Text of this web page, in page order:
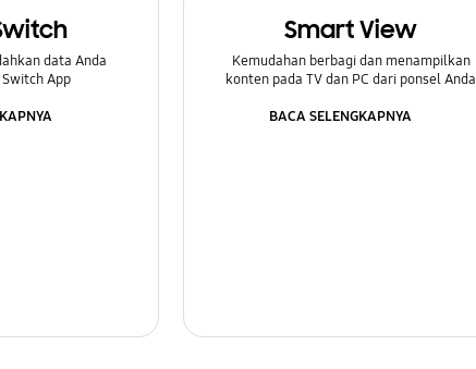
data Anda
App
Smart View
Kemudahan berbagi dan menampilkan
konten pada TV dan PC dari ponsel Anda
BACA SELENGKAPNYA